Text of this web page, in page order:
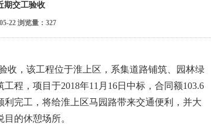
期交工验收
22 浏览量： 327
收，该工程位于淮上区，系集道路铺筑、园林绿
工程，项目于2018年11 月 16日中标，合同额103.6
完工，将给淮上区马园路带来交通便利，并大
的休憩场所。